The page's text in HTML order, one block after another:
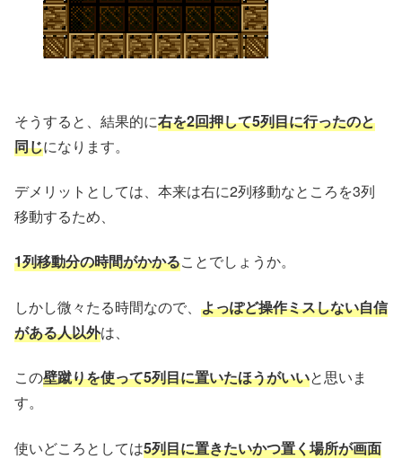
そうすると、結果的に右を2回押して5列目に行ったのと
同じになります。
デメリットとしては、本来は右に2列移動なところを3列
移動するため、
1列移動分の時間がかかることでしょうか。
しかし微々たる時間なので、 よっぽど操作ミスしない自信
がある人以外は、
この壁蹴りを使って5列目に置いたほうがいいと思いま
す。
使いどころとしては5列目に置きたいかつ置く場所が画面